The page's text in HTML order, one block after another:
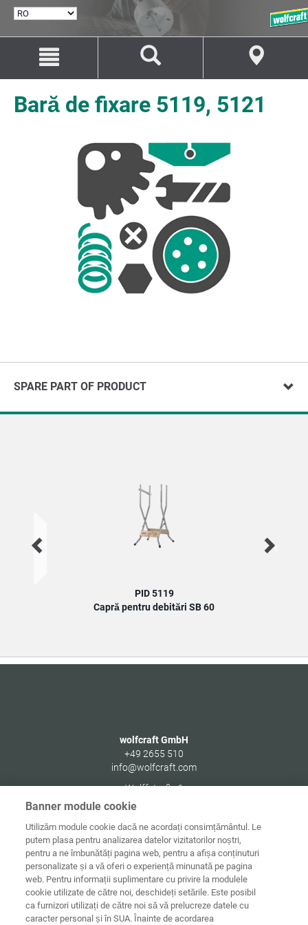
SELECTARE
conținut
navigare
Bară de fixare 5119, 5121
SPARE PART OF PRODUCT
PID 5119
Capră pentru debitări SB 60
wolfcraft GmbH
+49 2655 510
info@wolfcraft.com
Wolffstraße 1
56746
Acasă
Date de
contact
Informaţii
juridice
Protecţia
datelor
Banner module cookie
Utilizăm module cookie dacă ne acordați consimțământul. Le
putem plasa pentru analizarea datelor vizitatorilor noștri,
pentru a ne îmbunătăți pagina web, pentru a afișa conținuturi
personalizate și a vă oferi o experiență minunată pe pagina
web. Pentru informații suplimentare cu privire la modulele
cookie utilizate de către noi, deschideți setările. Este posibil
ca furnizori utilizați de către noi să vă prelucreze datele cu
caracter personal și în SUA. Înainte de acordarea